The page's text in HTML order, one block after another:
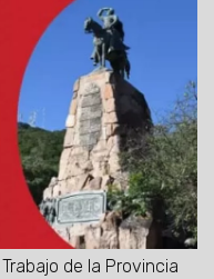
de la Provincia